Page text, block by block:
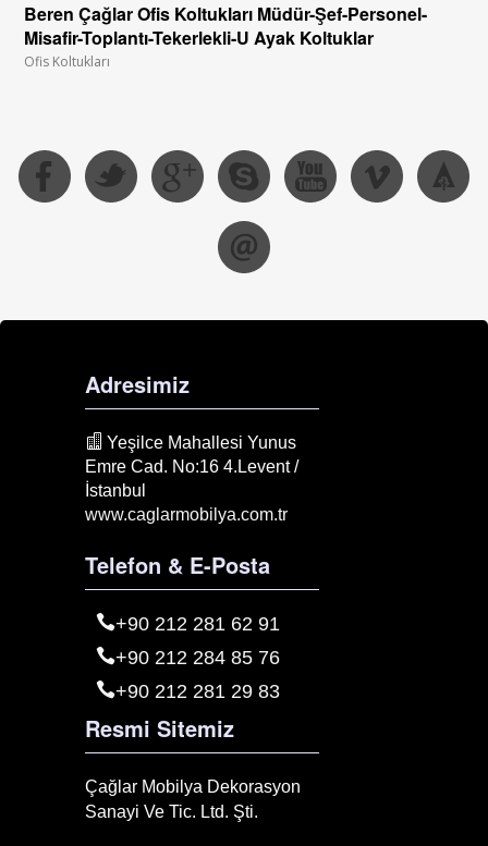
Beren Çağlar Ofis Koltukları Müdür-Şef-Personel-
Misafir-Toplantı-Tekerlekli-U Ayak Koltuklar
Ofis Koltukları
Adresimiz
Yeşilce Mahallesi Yunus
Emre Cad. No:16 4.Levent /
İstanbul
www.caglarmobilya.com.tr
Telefon & E-Posta
+90 212 281 62 91
+90 212 284 85 76
+90 212 281 29 83
Resmi Sitemiz
Çağlar Mobilya Dekorasyon
Sanayi Ve Tic. Ltd. Şti.